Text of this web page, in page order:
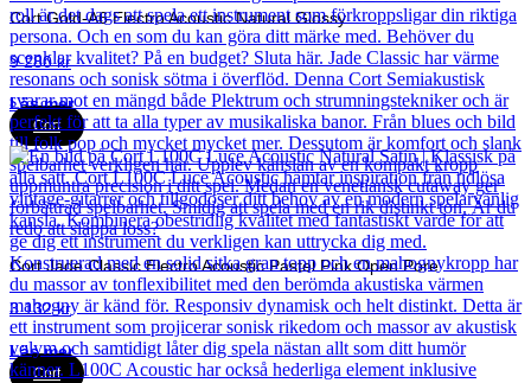
Cort Gold-A6 Electro Acoustic Natural Glossy
9 280kr
Läs mer
Cort
Cort Jade Classic Electro Acoustic Pastel Pink Open Pore
3 132kr
Läs mer
Cort